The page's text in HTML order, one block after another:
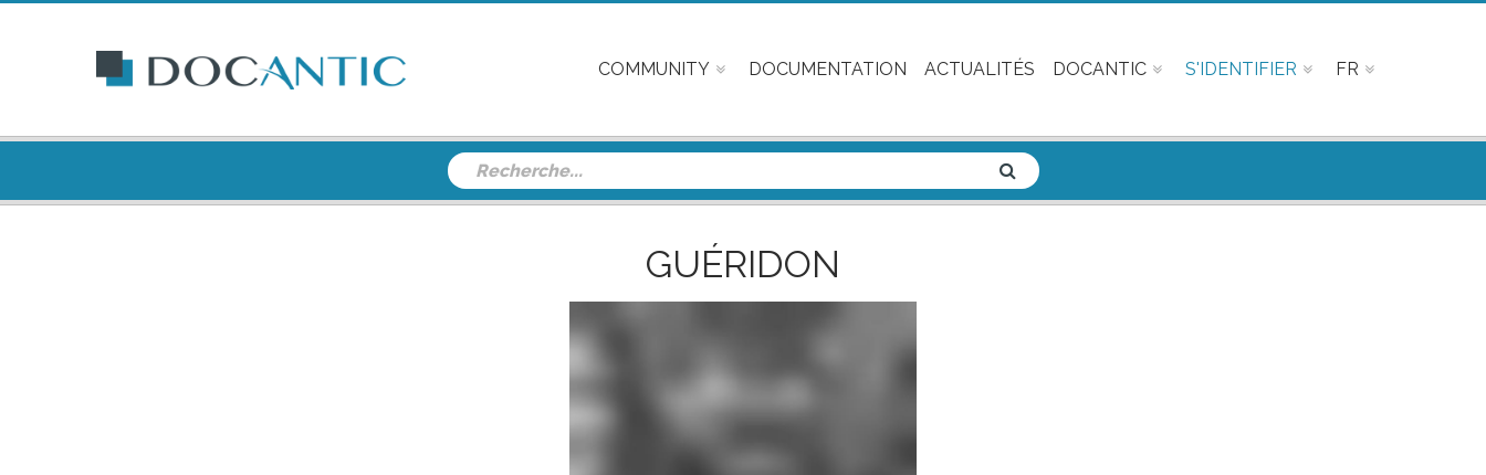
COMMUNITY DOCUMENTATION ACTUALITÉS DOCANTIC S'IDENTIFIER FR
GUÉRIDON